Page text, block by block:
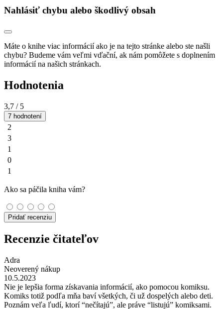
Nahlásiť chybu alebo škodlivý obsah
Máte o knihe viac informácií ako je na tejto stránke alebo ste našli
chybu? Budeme vám veľmi vďační, ak nám pomôžete s doplnením
informácií na našich stránkach.
Hodnotenia
3,7 / 5
7 hodnotení
2
3
1
0
1
Ako sa páčila kniha vám?
Pridať recenziu
Recenzie čitateľov
Adra
Neoverený nákup
10.5.2023
Nie je lepšia forma získavania informácií, ako pomocou komiksu.
Komiks totiž podľa mňa baví všetkých, či už dospelých alebo deti.
Poznám veľa ľudí, ktorí “nečítajú”, ale práve “listujú” komiksami.